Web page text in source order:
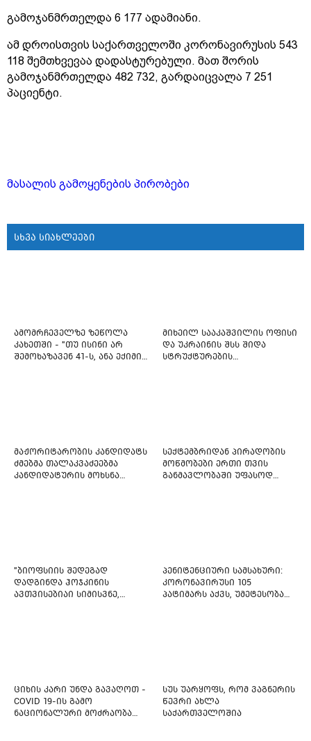
გამოჯანმრთელდა 6 177 ადამიანი.
ამ დროისთვის საქართველოში კორონავირუსის 543
118 შემთხვევაა დადასტურებული. მათ შორის
გამოჯანმრთელდა 482 732, გარდაიცვალა 7 251
პაციენტი.
მასალის გამოყენების პირობები
სხვა სიახლეები
ამომრჩეველზე ზეწოლა
კახეთში - "თუ ისინი არ
შემოხაზავენ 41-ს, ანა ექიმის
მიხეილ სააკაშვილის ოფისი
და უკრაინის შსს შიდა
სტრუქტურების
მაჟორიტარობის კანდიდატს
ძმებმა თალაკვაძეებმა
კანდიდატურის მოხსნა
სექტემბრიდან პირადობის
მოწმობები ერთი თვის
განმავლობაში უფასოდ
"ბიოფსიის შედეგად
დადგინდა ჰოჯკინის
ავთვისებიაი სიმისვნე,
პენიტენციური სამსახური:
კორონავირუსი 105
პატიმარს აქვს, უმეტესობა
ციხის კარი უნდა გავაღოთ -
COVID 19-ის გამო
ნაციონალური მოძრაობა
სუს უარყოფს, რომ ვაგნერის
წევრი ახლა
საქართველოშია